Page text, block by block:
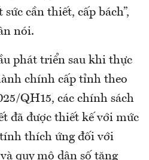
cần thiết, cấp bách”,
nói.
phát triển sau khi thực
chính cấp tỉnh theo
QH15, các chính sách
đã được thiết kế với mức
thích ứng đối với
quy mô dân số tăng